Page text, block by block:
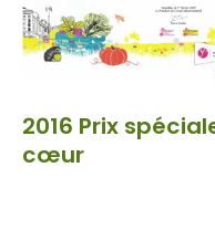
2016 Prix
cœur